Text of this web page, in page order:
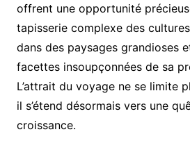
offrent une opportunité
tapisserie complexe des
dans des paysages grandioses
facettes insoupçonnées de sa
L’attrait du voyage ne se limite
il s’étend désormais vers une
croissance.